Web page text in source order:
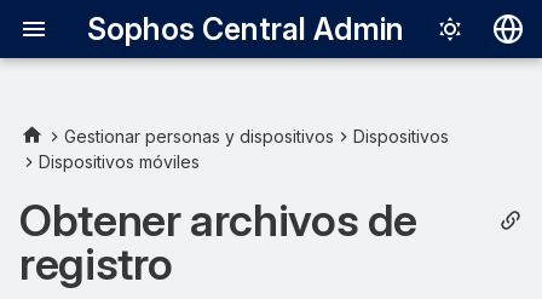
Sophos Central Admin
English
Gestionar personas y dispositivos
Dispositivos
Dispositivos móviles
Obtener archivos de
registro